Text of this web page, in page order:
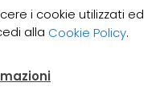
dei pozzi neri
effettuato mediante
e rimuovere le
all’interno del
Il Mio
i cookie utilizzati ed
alla Cookie Policy.